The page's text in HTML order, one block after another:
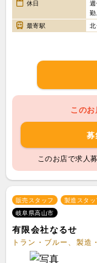
休日
勤
最寄駅
この
募
このお店で求人
販売スタッフ 製造スタッ
岐阜県高山市
有限会社なるせ
トラン・ブルー、製